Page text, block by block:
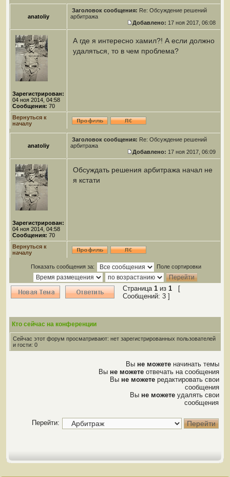
anatoliy
Заголовок сообщения: Re: Обсуждение решений
арбитража
Добавлено: 17 ноя 2017, 06:08
Зарегистрирован:
04 ноя 2014, 04:58
Сообщения: 70
А где я интересно хамил?! А если должно
удаляться, то в чем проблема?
Вернуться к
началу
anatoliy
Заголовок сообщения: Re: Обсуждение решений
арбитража
Добавлено: 17 ноя 2017, 06:09
Зарегистрирован:
04 ноя 2014, 04:58
Сообщения: 70
Обсуждать решения арбитража начал не
я кстати
Вернуться к
началу
Показать сообщения за: Поле сортировки
Страница 1 из 1 [
Сообщений: 3 ]
Кто сейчас на конференции
Сейчас этот форум просматривают: нет зарегистрированных пользователей
и гости: 0
Вы не можете начинать темы
Вы не можете отвечать на сообщения
Вы не можете редактировать свои
сообщения
Вы не можете удалять свои
сообщения
Перейти: